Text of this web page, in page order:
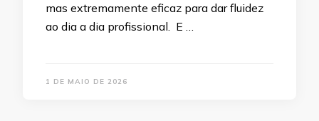
mas extremamente eficaz para dar fluidez
ao dia a dia profissional. E …
1 DE MAIO DE 2026